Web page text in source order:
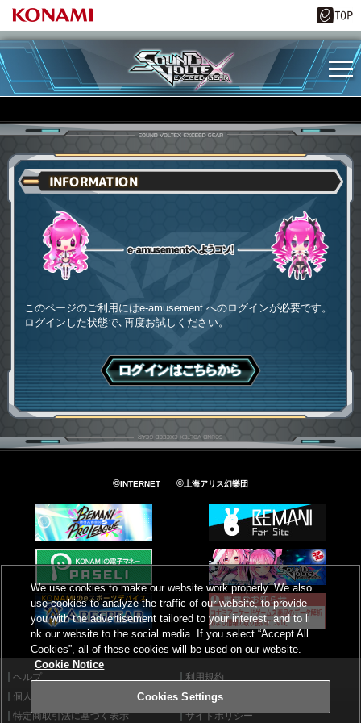
INFORMATION
このページのご利用にはe-amusement へのログインが必要です。
ログインした状態で､再度お試しください。
ログインはこちら
©INTERNET ©上海アリス幻樂団
ヘルプ
利用規約
個人情報等保護方針
外部送信について
特定商取引法に基づく表示
サイトポリシー
We use cookies to make our website work properly. We also
use cookies to analyze the traffic of our website, to provide
you with the advertisement tailored to your interest, and to li
nk our website to the social media. If you select “Accept All
Cookies”, all of these cookies will be used on our website.
Cookie Notice
Cookies Settings